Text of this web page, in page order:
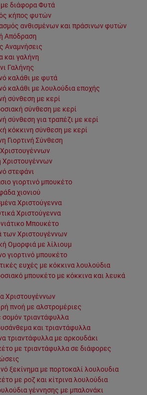
διάφορα Φυτά
κήπος φυτών
ανθισμένων και πράσινων φυτών
Απόδραση
Αναμνήσεις
και γαλήνη
Γαλήνης
καλάθι με φυτά
καλάθι με λουλούδια εποχής
σύνθεση με κερί
σύνθεση με κερί
σύνθεση για τραπέζι με κερί
κόκκινη σύνθεση με κερί
Γιορτινή Σύνθεση
στεφάνι
γιορτινό μπουκέτο
χιονιού
Χριστούγεννα
Χριστούγεννα
Μπουκέτο
των Χριστουγέννων
Ομορφιά με λίλιουμ
γιορτινό μπουκέτο
ευχές με κόκκινα λουλούδια
μπουκέτο με κόκκινα και λευκά
Χριστουγέννων
πνοή με αλστρομέριες
σομόν τριαντάφυλλα
και τριαντάφυλλα
τριαντάφυλλα με αρκουδάκι
με τριαντάφυλλα σε διάφορες
ξεκίνημα με πορτοκαλί λουλουδια
με ροζ και κίτρινα λουλούδια
γέννησης με μπαλονάκι